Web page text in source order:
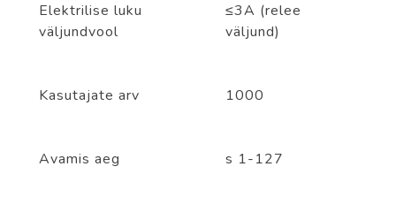
Elektrilise luku
väljundvool
≤3A (relee
väljund)
Kasutajate arv 1000
Avamis aeg s 1-127